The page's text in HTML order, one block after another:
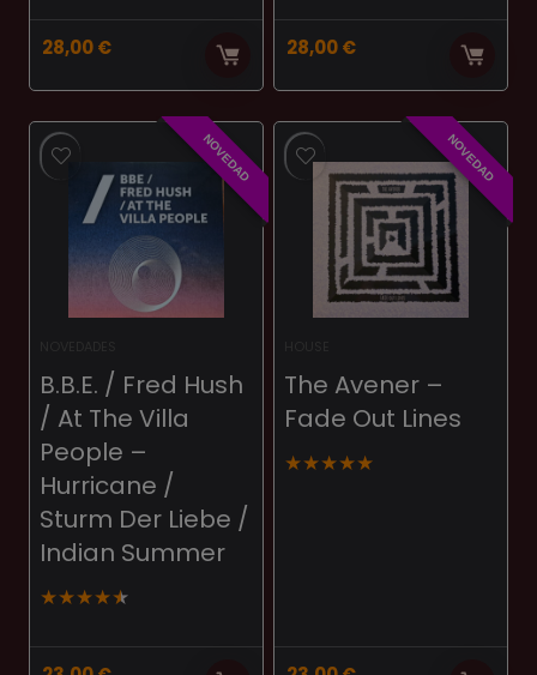
28,00€ 28,00€
NOVEDAD
B.B.E. / Fred Hush
/ At The Villa
People –
Hurricane /
Sturm Der Liebe /
Indian Summer
★★★★★
NOVEDAD
The Avener –
Fade Out Lines
★★★★★